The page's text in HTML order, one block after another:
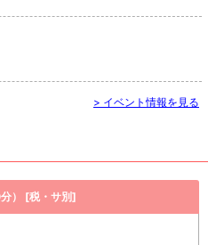
> イベント情報を見る
） [税・サ別]